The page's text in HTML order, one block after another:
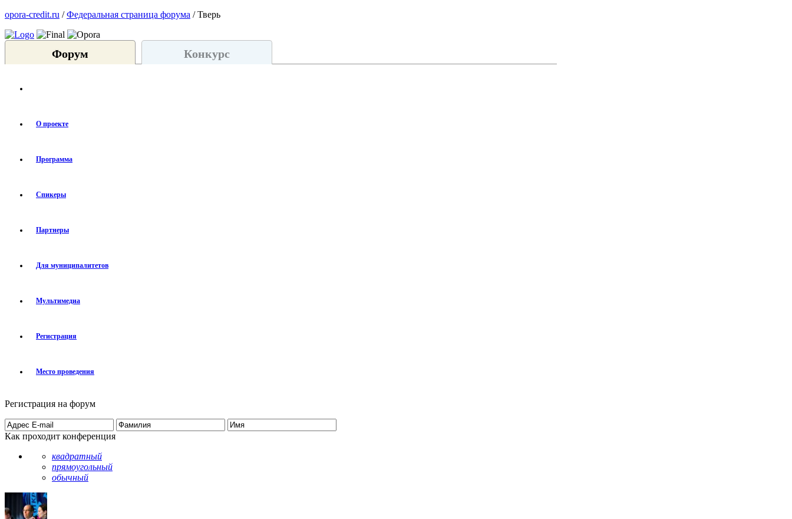
opora-credit.ru /Федеральная страница форума / Тверь
Форум Конкурс
О проекте
Программа
Спикеры
Партнеры
Для муниципалитетов
Мультимедиа
Регистрация
Место проведения
Регистрация на форум
Как проходит конференция
квадратный
прямоугольный
обычный